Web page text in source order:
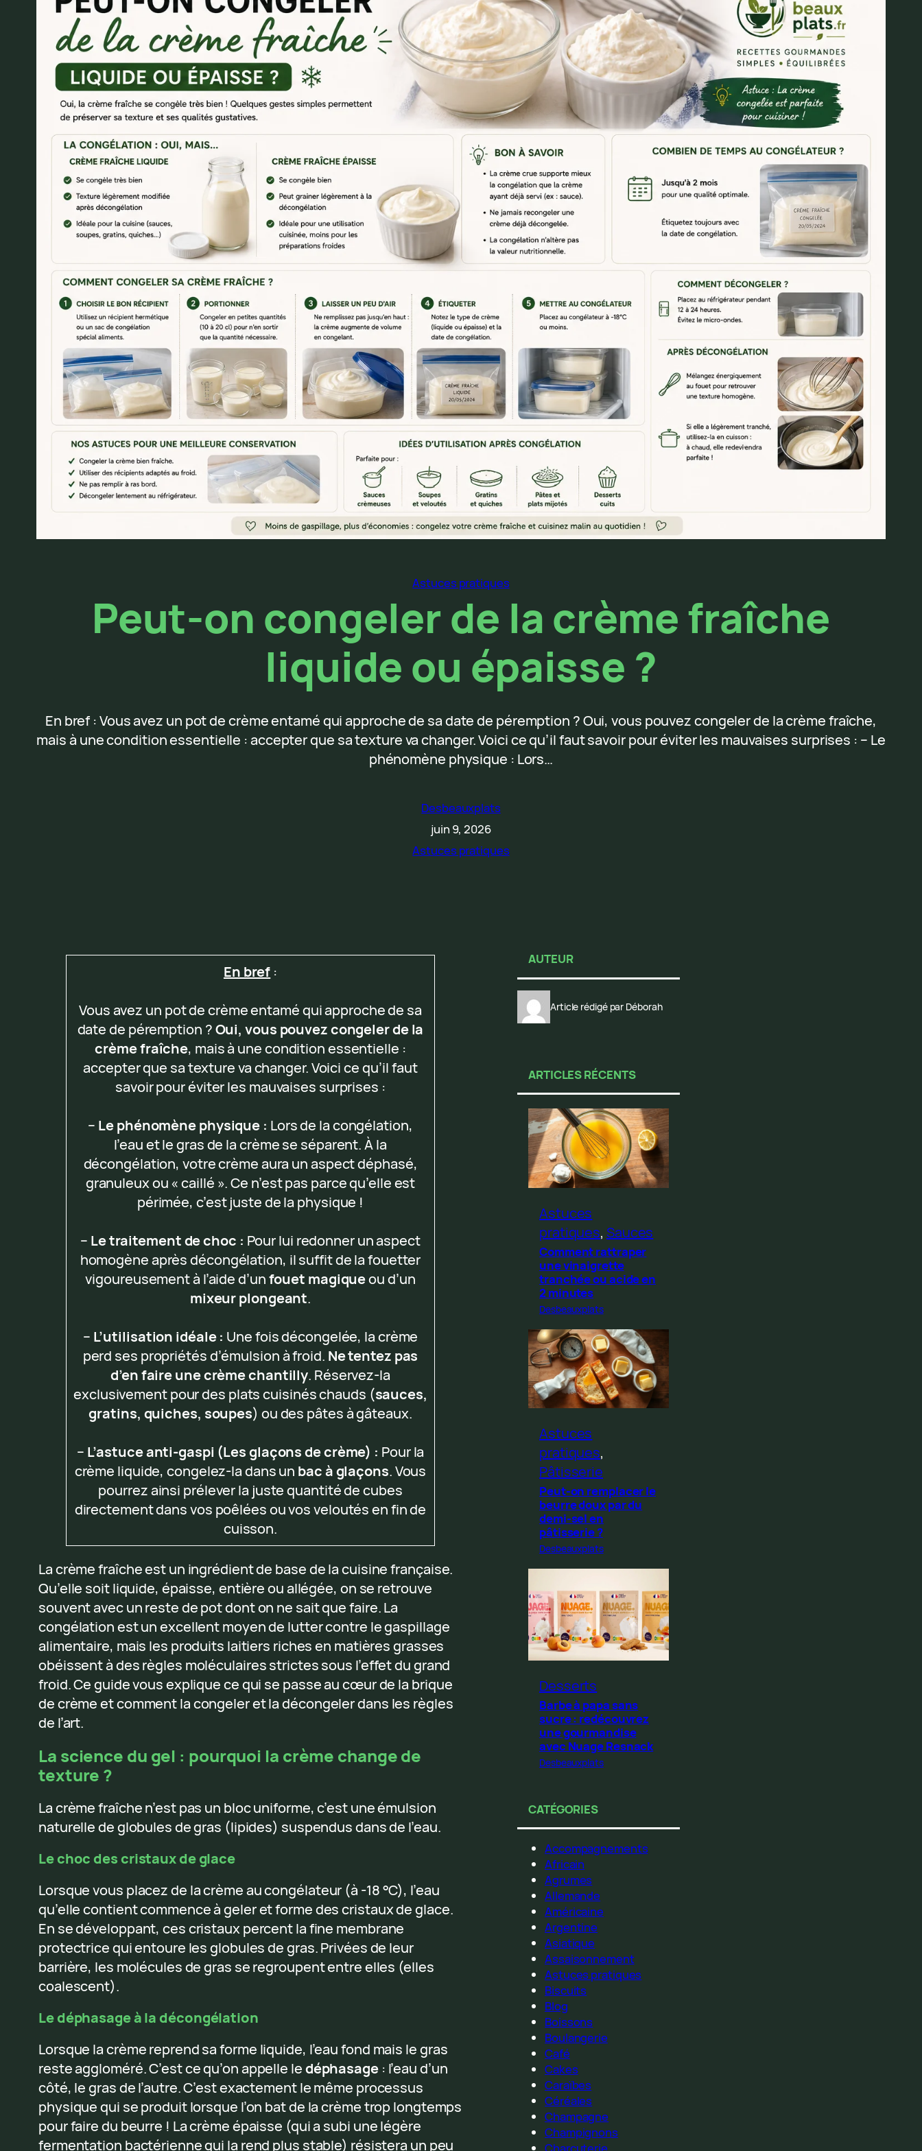
Astuces pratiques
Peut-on congeler de la crème fraîche
liquide ou épaisse ?
En bref : Vous avez un pot de crème entamé qui approche de sa date de péremption ? Oui, vous pouvez congeler de la crème fraîche,
mais à une condition essentielle : accepter que sa texture va changer. Voici ce qu’il faut savoir pour éviter les mauvaises surprises : – Le
phénomène physique : Lors…
Desbeauxplats
juin 9, 2026
Astuces pratiques
En bref :
Vous avez un pot de crème entamé qui approche de sa
date de péremption ?Oui, vous pouvez congeler de la
crème fraîche, mais à une condition essentielle :
accepter que sa texture va changer. Voici ce qu’il faut
savoir pour éviter les mauvaises surprises :
– Le phénomène physique : Lors de la congélation,
l’eau et le gras de la crème se séparent. À la
décongélation, votre crème aura un aspect déphasé,
granuleux ou « caillé ». Ce n’est pas parce qu’elle est
périmée, c’est juste de la physique !
– Le traitement de choc : Pour lui redonner un aspect
homogène après décongélation, il suffit de la fouetter
vigoureusement à l’aide d’unfouet magiqueou d’un
mixeur plongeant.
– L’utilisation idéale : Une fois décongelée, la crème
perd ses propriétés d’émulsion à froid. Ne tentez pas
d’en faire une crème chantilly. Réservez-la
exclusivement pour des plats cuisinés chauds (sauces,
gratins, quiches, soupes) ou des pâtes à gâteaux.
– L’astuce anti-gaspi (Les glaçons de crème) : Pour la
crème liquide, congelez-la dans un bac à glaçons. Vous
pourrez ainsi prélever la juste quantité de cubes
directement dans vos poêlées ou vos veloutés en fin de
cuisson.
La crème fraîche est un ingrédient de base de la cuisine française.
Qu’elle soit liquide, épaisse, entière ou allégée, on se retrouve
souvent avec un reste de pot dont on ne sait que faire. La
congélation est un excellent moyen de lutter contre le gaspillage
alimentaire, mais les produits laitiers riches en matières grasses
obéissent à des règles moléculaires strictes sous l’effet du grand
froid. Ce guide vous explique ce qui se passe au cœur de la brique
de crème et comment la congeler et la décongeler dans les règles
de l’art.
La science du gel : pourquoi la crème change de
texture ?
La crème fraîche n’est pas un bloc uniforme, c’est une émulsion
naturelle de globules de gras (lipides) suspendus dans de l’eau.
Le choc des cristaux de glace
Lorsque vous placez de la crème au congélateur (à -18 °C), l’eau
qu’elle contient commence à geler et forme des cristaux de glace.
En se développant, ces cristaux percent la fine membrane
protectrice qui entoure les globules de gras. Privées de leur
barrière, les molécules de gras se regroupent entre elles (elles
coalescent).
Le déphasage à la décongélation
Lorsque la crème reprend sa forme liquide, l’eau fond mais le gras
reste aggloméré. C’est ce qu’on appelle ledéphasage: l’eau d’un
côté, le gras de l’autre. C’est exactement le même processus
physique qui se produit lorsque l’on bat de la crème trop longtemps
pour faire du beurre ! La crème épaisse (qui a subi une légère
fermentation bactérienne qui la rend plus stable) résistera un peu
AUTEUR
Article rédigé par Déborah
ARTICLES RÉCENTS
Astuces
pratiques, Sauces
Comment rattraper
une vinaigrette
tranchée ou acide en
2 minutes
Desbeauxplats
Astuces
pratiques
Pâtisserie
Peut-on remplacer le
beurre doux par du
demi-sel en
pâtisserie ?
Desbeauxplats
Desserts
Barbe à papa sans
sucre : redécouvrez
une gourmandise
avec Nuage Resnack
Desbeauxplats
CATÉGORIES
Accompagnements
Africain
Agrumes
Allemande
Américaine
Argentine
Asiatique
Assaisonnement
Astuces pratiques
Biscuits
Blog
Boissons
Boulangerie
Café
Cakes
Caraïbes
Céréales
Champagne
Champignons